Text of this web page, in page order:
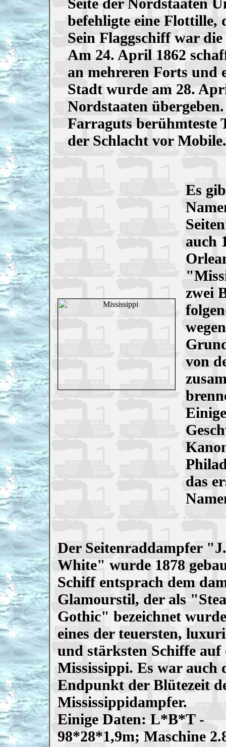
befehligte eine Flottille,
Sein Flaggschiff war
Am 24. April 1862
an mehreren Forts und
Stadt wurde am 28.
Nordstaaten übergeben.
Farraguts berühmteste
der Schlacht vor Mobile.
Es
auch
zwei
von
das
Der Seitenraddampfer
White" wurde 1878
Schiff entsprach dem
Glamourstil, der als
Gothic" bezeichnet
eines der teuersten,
und stärksten Schiffe auf
Mississippi. Es war auch
Endpunkt der Blütezeit
Mississippidampfer.
Einige Daten: L*B*T -
98*28*1,9m; Maschine